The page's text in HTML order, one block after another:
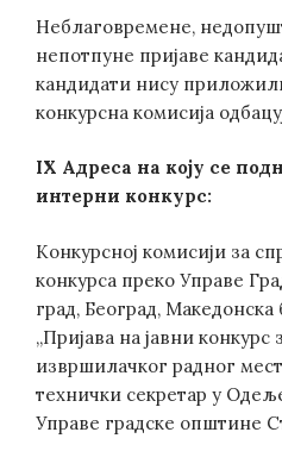
Неблаговремене,
непотпуне пријаве
кандидати нису
конкурсна комисија
IX Адреса на коју се
интерни конкурс:
Конкурсној комисији за
конкурса преко Управе
град, Београд, Македонска
„Пријава на јавни
извршилачког радног
технички секретар у
Управе градске општине